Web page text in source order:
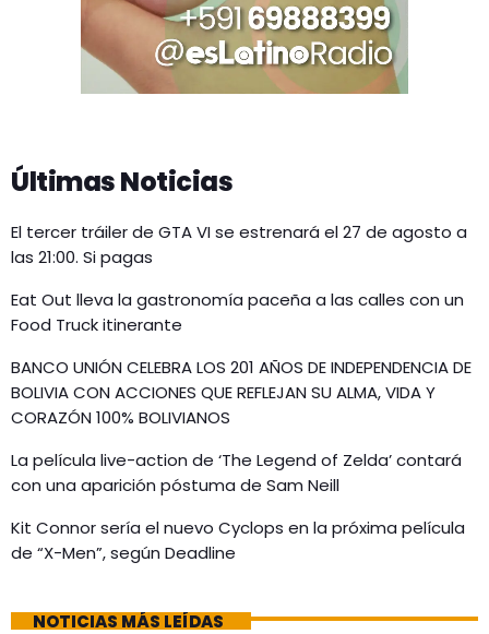
Últimas Noticias
El tercer tráiler de GTA VI se estrenará el 27 de agosto a
las 21:00. Si pagas
Eat Out lleva la gastronomía paceña a las calles con un
Food Truck itinerante
BANCO UNIÓN CELEBRA LOS 201 AÑOS DE INDEPENDENCIA DE
BOLIVIA CON ACCIONES QUE REFLEJAN SU ALMA, VIDA Y
CORAZÓN 100% BOLIVIANOS
La película live-action de ‘The Legend of Zelda’ contará
con una aparición póstuma de Sam Neill
Kit Connor sería el nuevo Cyclops en la próxima película
de “X-Men”, según Deadline
NOTICIAS MÁS LEÍDAS